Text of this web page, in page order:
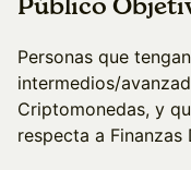
Público
Personas que
intermedios/
Criptomonedas, y
respecta a